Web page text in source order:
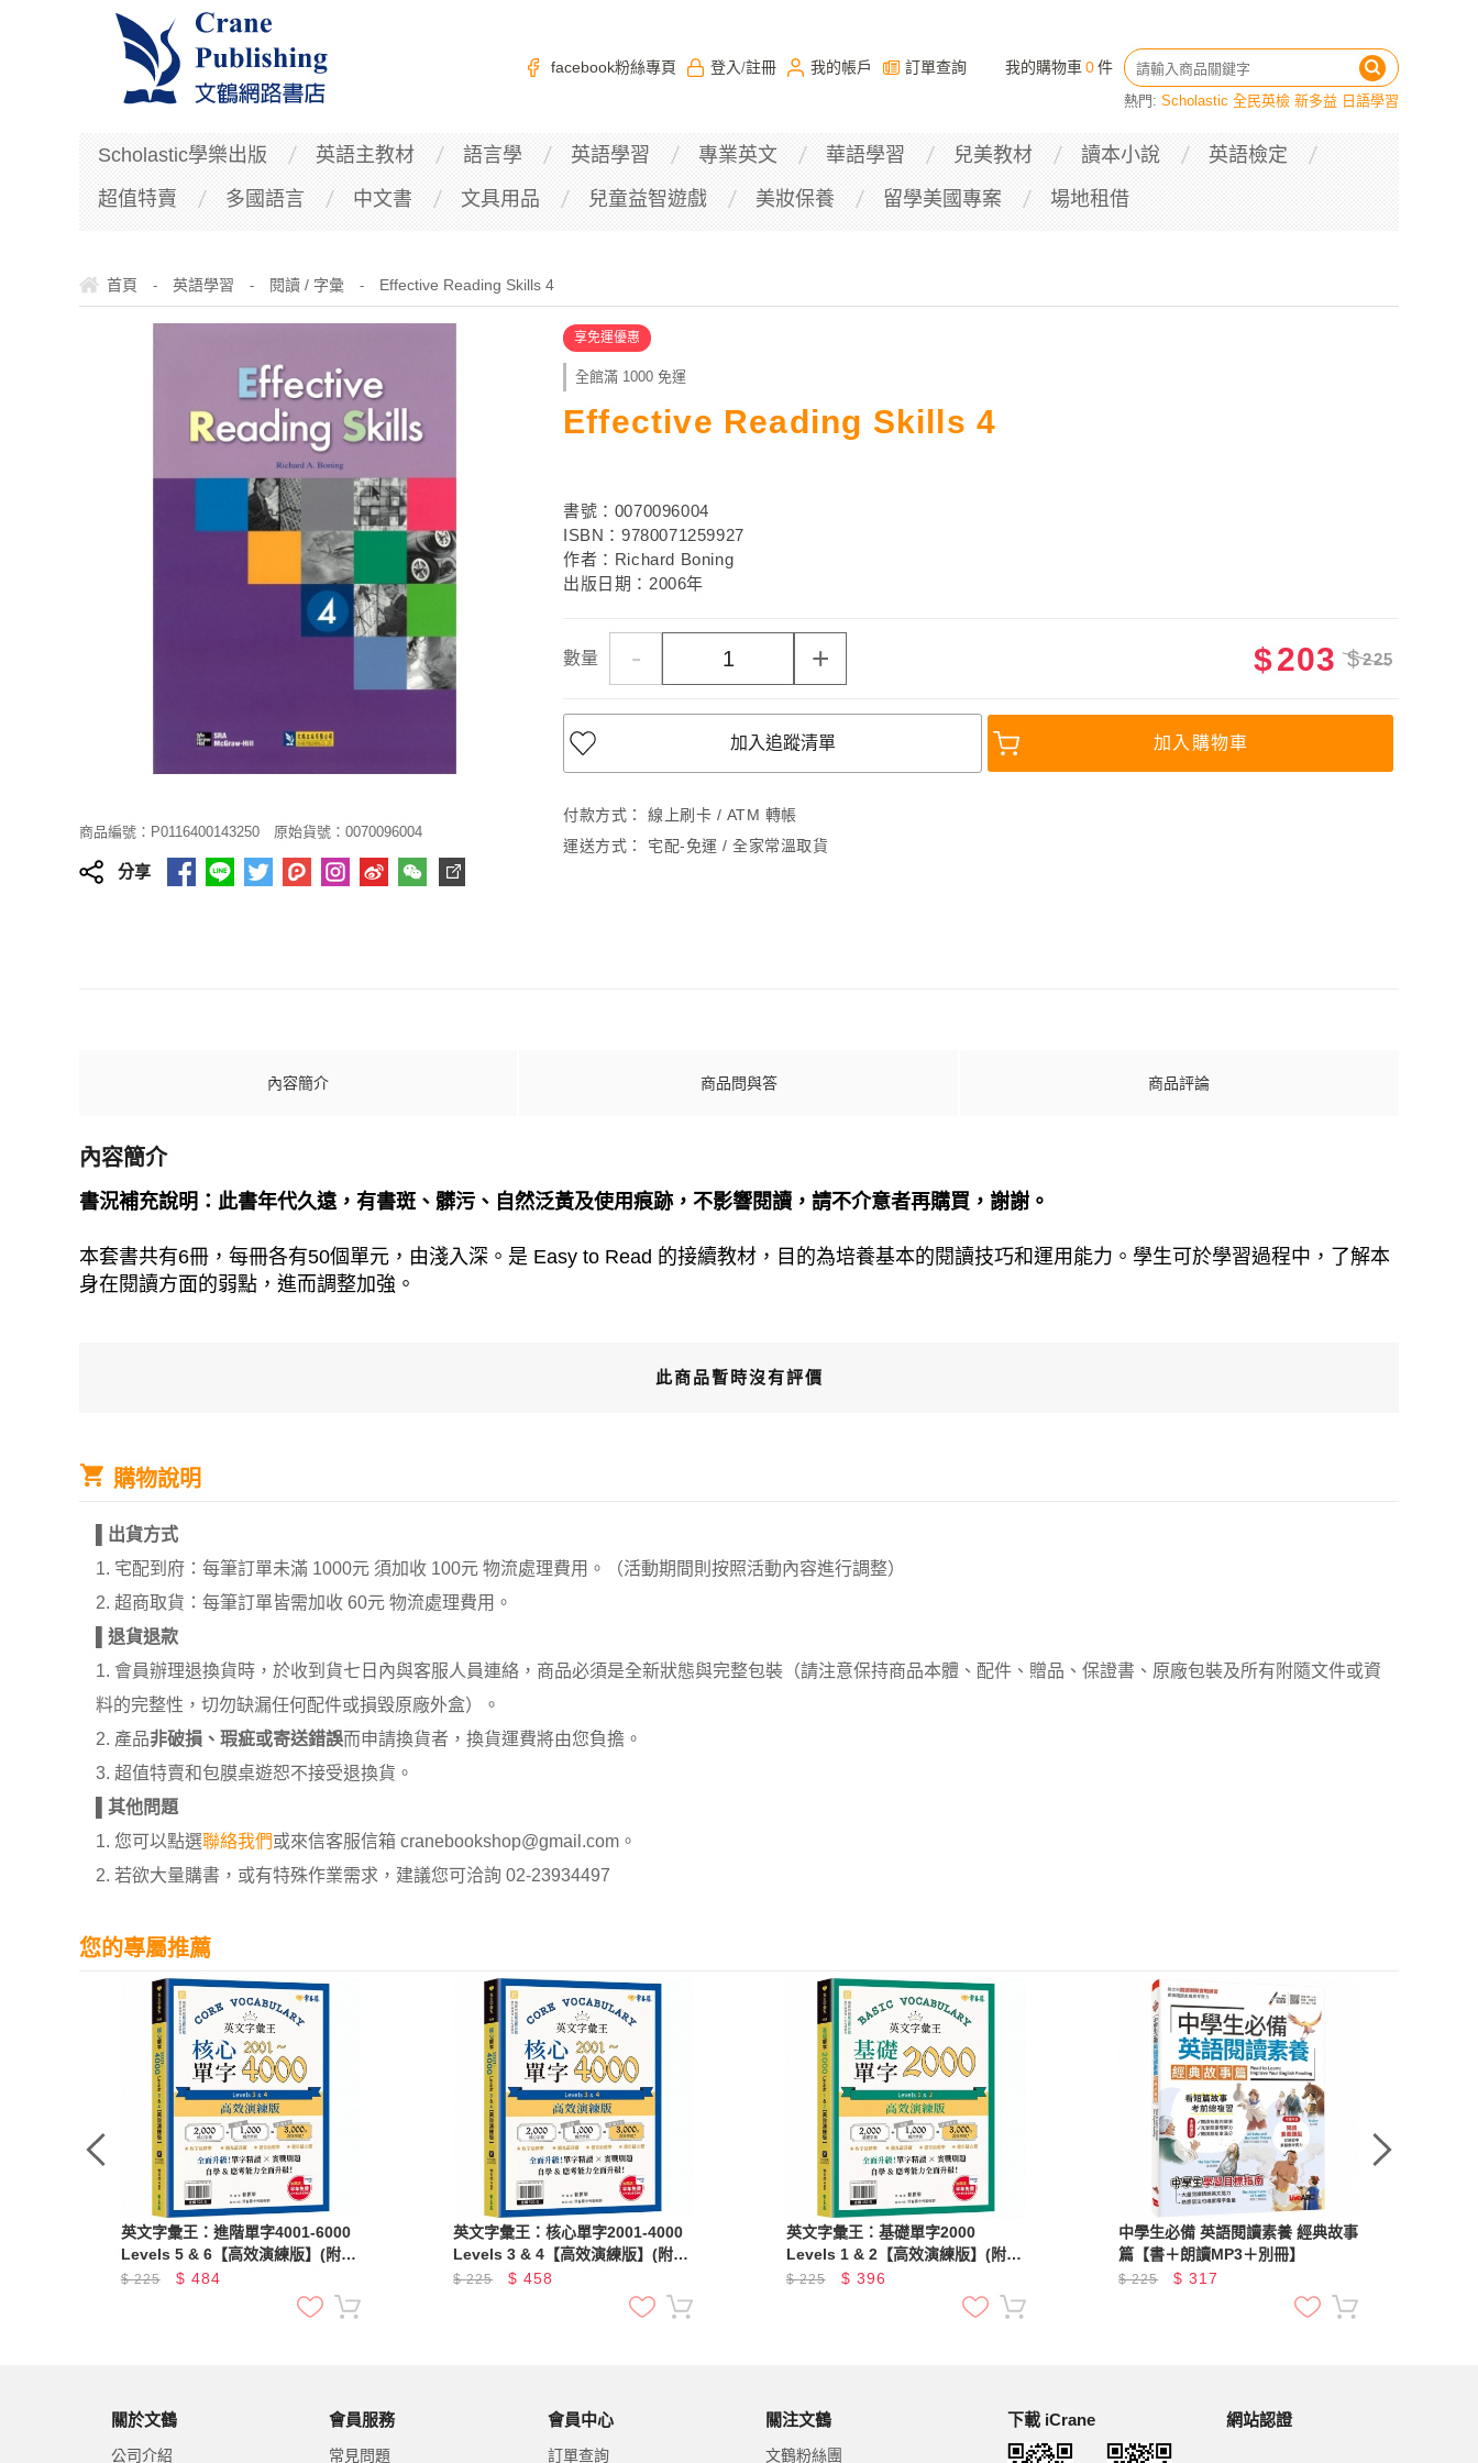
facebook粉絲專頁 登入 /註冊 我的帳戶 訂單查詢 我的購物車 0件
熱門: Scholastic 全民英檢 新多益 日語學習
Scholastic學樂出版 英語主教材 語言學 英語學習 專業英文 華語學習 兒美教材 讀本小說
英語檢定
超值特賣
多國語言 中文書 文具用品 兒童益智遊戲 美妝保養 留學美國專案 場地租借
首頁 - 英語學習 - 閱讀 / 字彙 - Effective Reading Skills 4
商品編號：P0116400143250 原始貨號：0070096004
分享
享免運優惠
全館滿 1000 免運
Effective Reading Skills 4
書號：0070096004
ISBN：9780071259927
作者：Richard Boning
出版日期：2006年
數量 - + $203 $225
加入追蹤清單 加入購物車
付款方式：
線上刷卡 / ATM 轉帳
運送方式：
宅配-免運 / 全家常溫取貨
內容簡介 商品問與答 商品評論
內容簡介
書況補充說明：此書年代久遠，有書斑、髒污、自然泛黃及使用痕跡，不影響閱讀，請不介意者再購買，謝謝。
本套書共有6冊，每冊各有50個單元，由淺入深。是 Easy to Read 的接續教材，目的為培養基本的閱讀技巧和運用能力。學生可於學習過程中，了解本
身在閱讀方面的弱點，進而調整加強。
此商品暫時沒有評價
購物說明
出貨方式
1. 宅配到府：每筆訂單未滿 1000元 須加收 100元 物流處理費用。（活動期間則按照活動內容進行調整）
2. 超商取貨：每筆訂單皆需加收 60元 物流處理費用。
退貨退款
1. 會員辦理退換貨時，於收到貨七日內與客服人員連絡，商品必須是全新狀態與完整包裝（請注意保持商品本體、配件、贈品、保證書、原廠包裝及所有附隨文件或資
料的完整性，切勿缺漏任何配件或損毀原廠外盒）。
2. 產品非破損、瑕疵或寄送錯誤而申請換貨者，換貨運費將由您負擔。
3. 超值特賣和包膜桌遊恕不接受退換貨。
其他問題
1. 您可以點選聯絡我們或來信客服信箱 cranebookshop@gmail.com。
2. 若欲大量購書，或有特殊作業需求，建議您可洽詢 02-23934497
您的專屬推薦
英文字彙王：進階單字4001-6000
Levels 5 & 6【高效演練版】(附試
題本，加碼送半年免費數位學習體
$225 $ 484
英文字彙王：核心單字2001-4000
Levels 3 & 4【高效演練版】(附試
題本，加碼送半年免費數位學習體
$225 $458
英文字彙王：基礎單字2000
Levels 1 & 2【高效演練版】(附試
題本，加碼送半年免費數位學習體
$225 $ 396
中學生必備 英語閱讀素養 經典故事
篇【書＋朗讀MP3＋別冊】
$225 $317
關於文鶴
公司介紹
會員服務
常見問題
會員中心
訂單查詢
關注文鶴
文鶴粉絲團
下載 iCrane 網站認證